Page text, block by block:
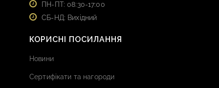
ПН-ПТ: 08:30-17:00
СБ-НД: Вихідний
КОРИСНІ ПОСИЛАННЯ
Новини
Сертифікати та нагороди